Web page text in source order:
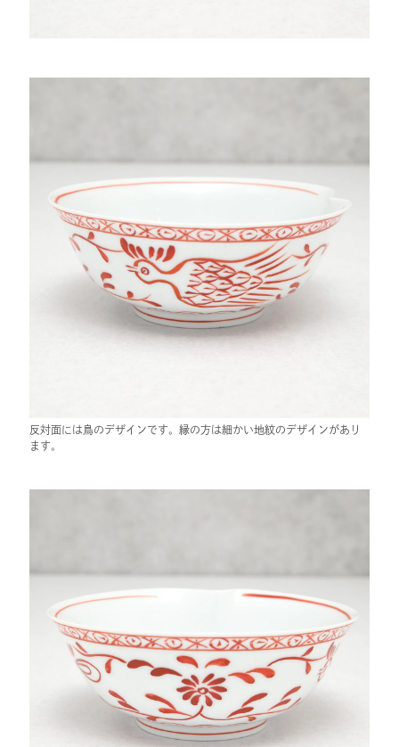
反対面には鳥のデザインです。縁の方は細かい地紋のデザインがあり
ます。